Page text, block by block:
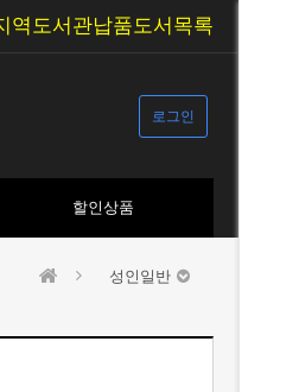
역도서관납품도서목록
로그인
할인상품
성인일반